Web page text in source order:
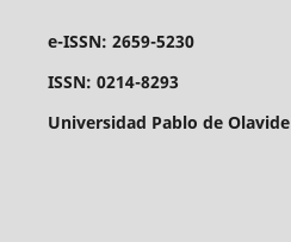
e-ISSN: 2659-5230
ISSN: 0214-8293
Universidad Pablo de Olavide